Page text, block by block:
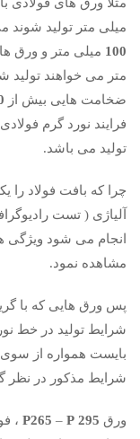
میلی متر تولید
100 میلی متر و ورق
متر می خواهند تولید
ضخامت هایی بیش از
فرایند نورد گرم
تولید می باشد.
چرا که بافت فولاد
آلیاژی ( تست
انجام می شود ویژگی
مشاهده نمود.
پس ورق هایی که با
شرایط تولید در خط
بایست همواره از
شرایط مذکور در نظر
ورق P265 – P 295
،